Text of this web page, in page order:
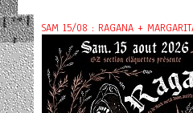
SAM 15/08 : RAGANA +